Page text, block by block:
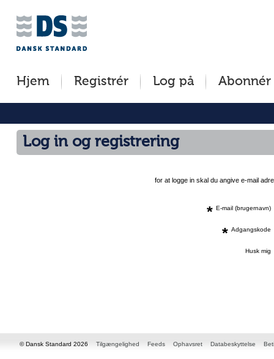
Jump
[s]Hjem Registrér Log på Abonnér
Log in og registrering
for at logge in skal du angive e-mail
* E-mail (brugernavn)
* Adgangskode
Husk mig
© Dansk Standard 2026 Tilgængelighed Feeds Ophavsret Databeskyttelse